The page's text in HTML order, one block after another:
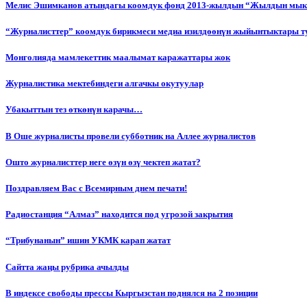
Мелис Эшимканов атындагы коомдук фонд 2013-жылдын “Жылдын
“Журналисттер” коомдук бирикмеси медиа изилдөөнүн жыйынтыктары
Монголияда мамлекеттик маалымат каражаттары жок
Журналистика мектебиндеги алгачкы окутуулар
Убакыттын тез өткөнүн карачы…
В Оше журналисты провели субботник на Аллее журналистов
Ошто журналисттер неге өзүн өзү чектеп жатат?
Поздравляем Вас с Всемирным днем печати!
Радиостанция “Алмаз” находится под угрозой закрытия
“Трибунанын” ишин УКМК карап жатат
Сайтта жаңы рубрика ачылды
В индексе свободы прессы Кыргызстан поднялся на 2 позиции